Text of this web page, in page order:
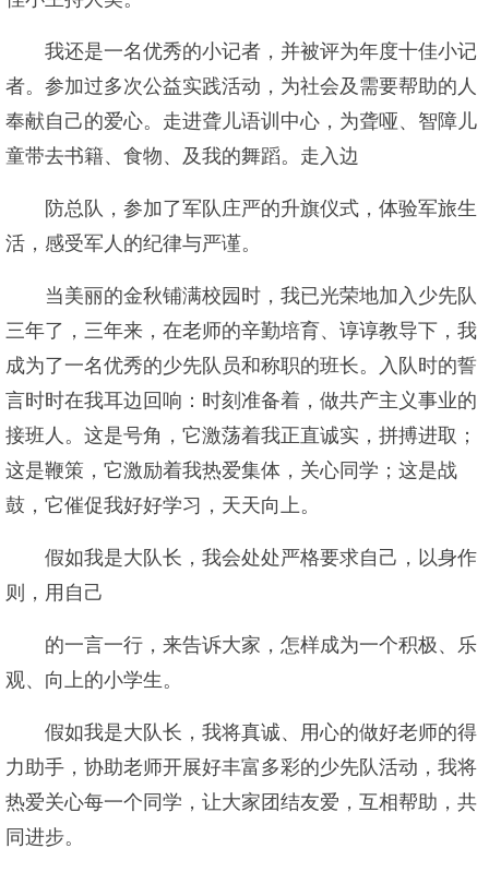
我还是一名优秀的小记者，并被评为年度十佳小记
者。参加过多次公益实践活动，为社会及需要帮助的人
奉献自己的爱心。走进聋儿语训中心，为聋哑、智障儿
童带去书籍、食物、及我的舞蹈。走入边
防总队，参加了军队庄严的升旗仪式，体验军旅生
活，感受军人的纪律与严谨。
当美丽的金秋铺满校园时，我已光荣地加入少先队
三年了，三年来，在老师的辛勤培育、谆谆教导下，我
成为了一名优秀的少先队员和称职的班长。入队时的誓
言时时在我耳边回响：时刻准备着，做共产主义事业的
接班人。这是号角，它激荡着我正直诚实，拼搏进取；
这是鞭策，它激励着我热爱集体，关心同学；这是战
鼓，它催促我好好学习，天天向上。
假如我是大队长，我会处处严格要求自己，以身作
则，用自己
的一言一行，来告诉大家，怎样成为一个积极、乐
观、向上的小学生。
假如我是大队长，我将真诚、用心的做好老师的得
力助手，协助老师开展好丰富多彩的少先队活动，我将
热爱关心每一个同学，让大家团结友爱，互相帮助，共
同进步。